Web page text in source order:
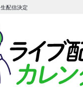
配信決定